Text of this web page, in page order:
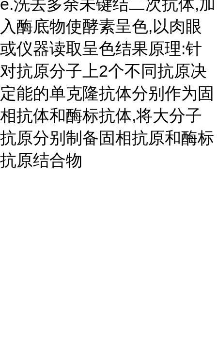
e.洗去多余未键结二次抗体,加
入酶底物使酵素呈色,以肉眼
或仪器读取呈色结果原理:针
对抗原分子上2个不同抗原决
定能的单克隆抗体分别作为固
相抗体和酶标抗体,将大分子
抗原分别制备固相抗原和酶标
抗原结合物